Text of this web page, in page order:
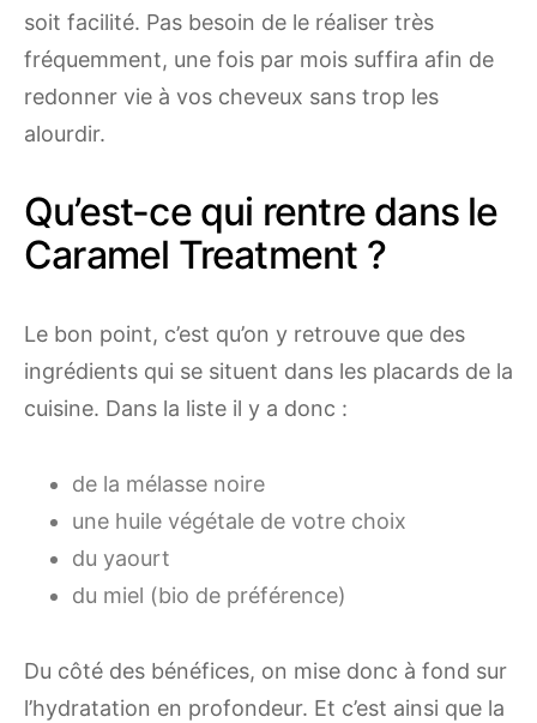
soit facilité. Pas besoin de le réaliser très
fréquemment, une fois par mois suffira afin de
redonner vie à vos cheveux sans trop les
alourdir.
Qu’est-ce qui rentre dans le
Caramel Treatment ?
Le bon point, c’est qu’on y retrouve que des
ingrédients qui se situent dans les placards de la
cuisine. Dans la liste il y a donc :
de la mélasse noire
une huile végétale de votre choix
du yaourt
du miel (bio de préférence)
Du côté des bénéfices, on mise donc à fond sur
l’hydratation en profondeur. Et c’est ainsi que la